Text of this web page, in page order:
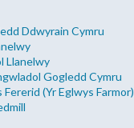
Ddwyrain Cymru
Llanelwy
Gogledd Cymru
(Yr Eglwys Farmor)